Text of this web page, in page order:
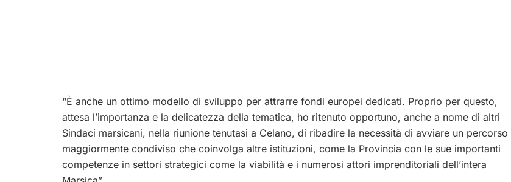
“È anche un ottimo modello di sviluppo per attrarre fondi europei dedicati. Proprio per questo,
attesa l’importanza e la delicatezza della tematica, ho ritenuto opportuno, anche a nome di altri
Sindaci marsicani, nella riunione tenutasi a Celano, di ribadire la necessità di avviare un percorso
maggiormente condiviso che coinvolga altre istituzioni, come la Provincia con le sue importanti
competenze in settori strategici come la viabilità e i numerosi attori imprenditoriali dell’intera